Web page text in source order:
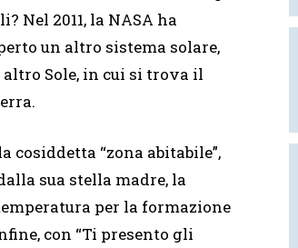
Nel 2011, la NASA ha
un altro sistema solare,
Sole, in cui si trova il
cosiddetta “zona abitabile”,
sua stella madre, la
per la formazione
con “Ti presento gli